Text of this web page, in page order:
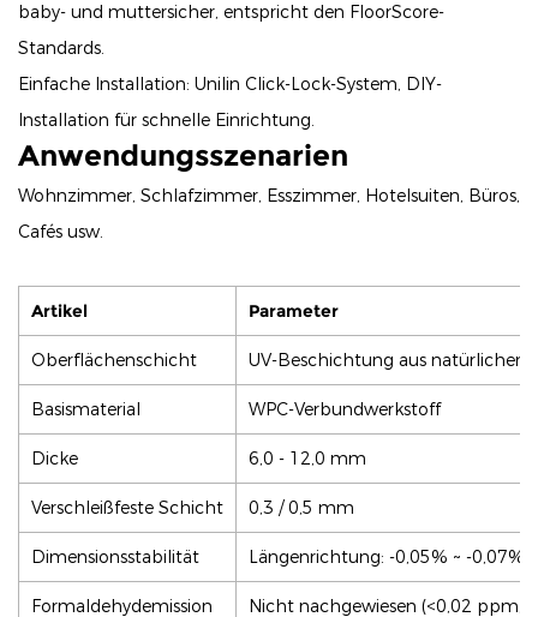
baby- und muttersicher, entspricht den FloorScore-
Standards.
Einfache Installation: Unilin Click-Lock-System, DIY-
Installation für schnelle Einrichtung.
Anwendungsszenarien
Wohnzimmer, Schlafzimmer, Esszimmer, Hotelsuiten, Büros,
Cafés usw.
Artikel Parameter
Oberflächenschicht UV-Beschichtung aus natürlichem
Basismaterial WPC-Verbundwerkstoff
Dicke 6,0 - 12,0 mm
Verschleißfeste Schicht 0,3 / 0,5 mm
Dimensionsstabilität Längenrichtung: -0,05% ~ -
Formaldehydemission Nicht nachgewiesen (<0,02 ppm,